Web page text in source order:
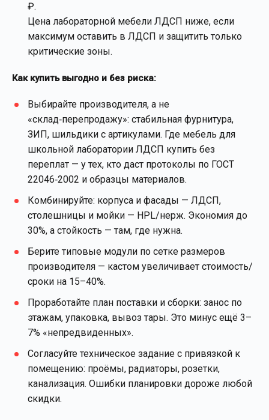
₽.
Цена лабораторной мебели ЛДСП ниже, если
максимум оставить в ЛДСП и защитить только
критические зоны.
Как купить выгодно и без риска:
Выбирайте производителя, а не
«склад‑перепродажу»: стабильная фурнитура,
ЗИП, шильдики с артикулами. Где мебель для
школьной лаборатории ЛДСП купить без
переплат — у тех, кто даст протоколы по ГОСТ
22046‑2002 и образцы материалов.
Комбинируйте: корпуса и фасады — ЛДСП,
столешницы и мойки — HPL/нерж. Экономия до
30%, а стойкость — там, где нужна.
Берите типовые модули по сетке размеров
производителя — кастом увеличивает стоимость/
сроки на 15–40%.
Проработайте план поставки и сборки: занос по
этажам, упаковка, вывоз тары. Это минус ещё 3–
7% «непредвиденных».
Согласуйте техническое задание с привязкой к
помещению: проёмы, радиаторы, розетки,
канализация. Ошибки планировки дороже любой
скидки.